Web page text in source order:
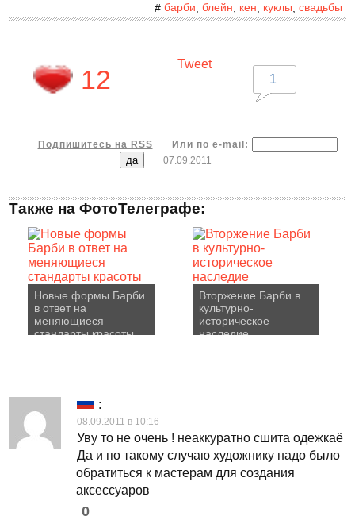
# барби блейн кен куклы свадьбы
12
Tweet
1
Подпишитесь на RSS
Или по e-mail:
07.09.2011
Также на ФотоТелеграфе:
Новые формы Барби
в ответ на
меняющиеся
стандарты красоты
Вторжение Барби в
культурно-
историческое
наследие
:
08.09.2011 в 10:16
Уву то не очень ! неаккуратно сшита одежкаё
Да и по такому случаю художнику надо было
обратиться к мастерам для создания
аксессуаров
0